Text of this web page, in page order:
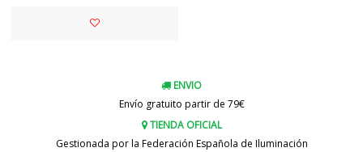
ENVIO
Envío gratuito partir de 79€
TIENDA OFICIAL
Gestionada por la Federación Española de Iluminación